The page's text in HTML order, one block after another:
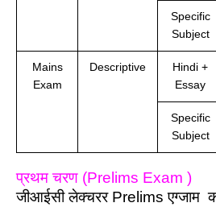
Specific
Subject
Mains
Exam
Descriptive
Hindi +
Essay
Specific
Subject
प्रथम चरण (Prelims Exam )
जीआईसी लेक्चरर Prelims एग्जाम का